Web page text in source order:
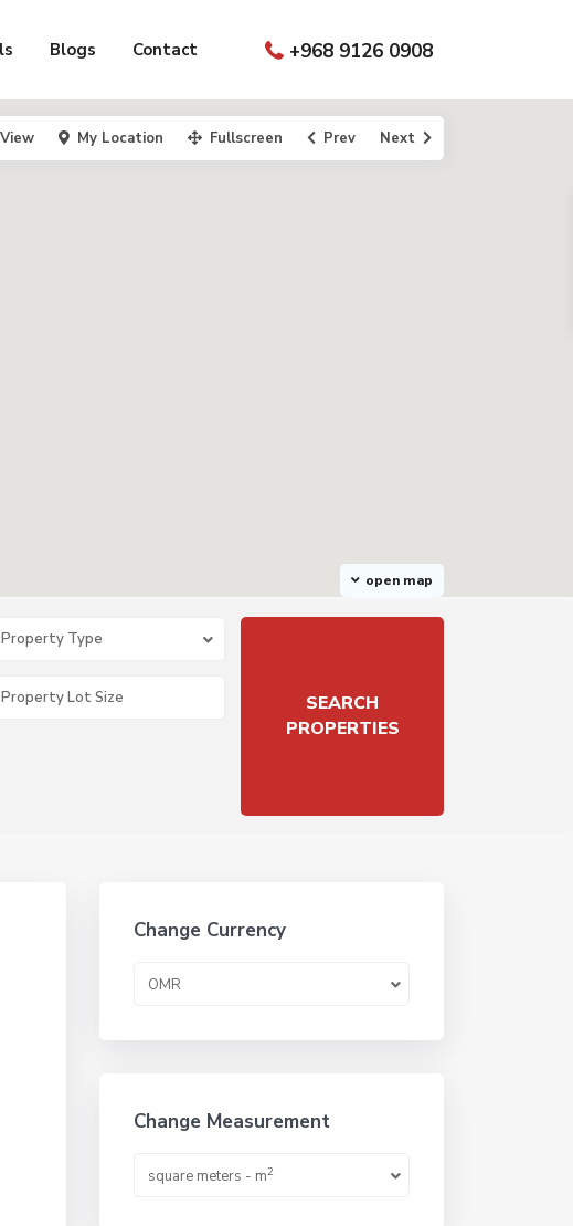
+968 9126 0908
Blogs Contact
open map
View My Location Fullscreen Prev Next
Property Type
Change Currency
OMR
Change Measurement
square meters - m2